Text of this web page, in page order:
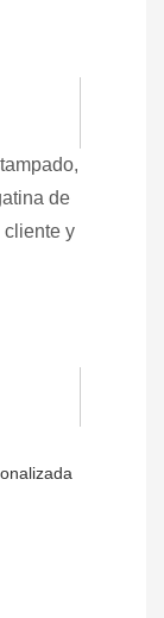
de
cliente y